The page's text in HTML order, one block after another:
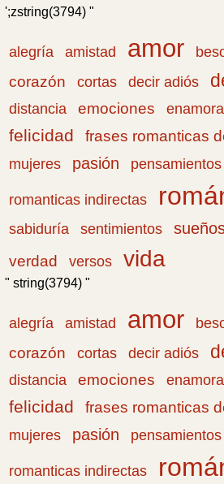
';zstring(3794) "
alegría amistad amor
corazón
cortas decir adiós
distancia emociones
felicidad frases romanticas
mujeres
pasión pensamientos
romanticas indirectas
sabiduría sentimientos
verdad
versos vida
" string(3794) "
alegría amistad amor
corazón
cortas decir adiós
distancia emociones
felicidad frases romanticas
mujeres
pasión pensamientos
romanticas indirectas